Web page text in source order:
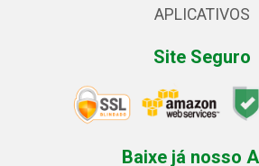
APLICATIVOS
Site Seguro
Baixe já nosso